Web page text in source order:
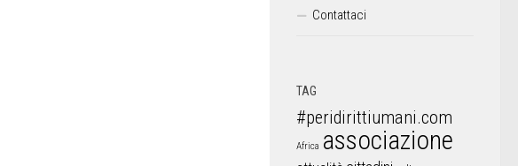
Contattaci
TAG
#peridirittiumani.com
Africa associazione